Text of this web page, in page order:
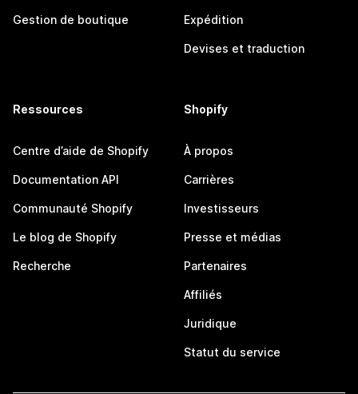
Gestion de boutique Expédition
Devises et traduction
Ressources
Centre d’aide de Shopify
Documentation API
Communauté Shopify
Le blog de Shopify
Recherche
Shopify
À propos
Carrières
Investisseurs
Presse et médias
Partenaires
Affiliés
Juridique
Statut du service